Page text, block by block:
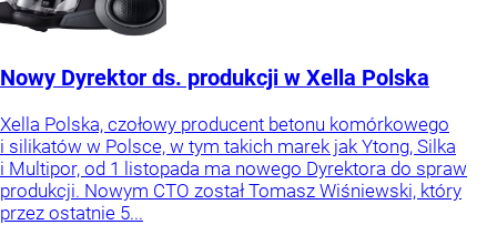
Nowy Dyrektor ds. produkcji w Xella Polska
Xella Polska, czołowy producent betonu komórkowego
i silikatów w Polsce, w tym takich marek jak Ytong, Silka
i Multipor, od 1 listopada ma nowego Dyrektora do spraw
produkcji. Nowym CTO został Tomasz Wiśniewski, który
przez ostatnie 5...